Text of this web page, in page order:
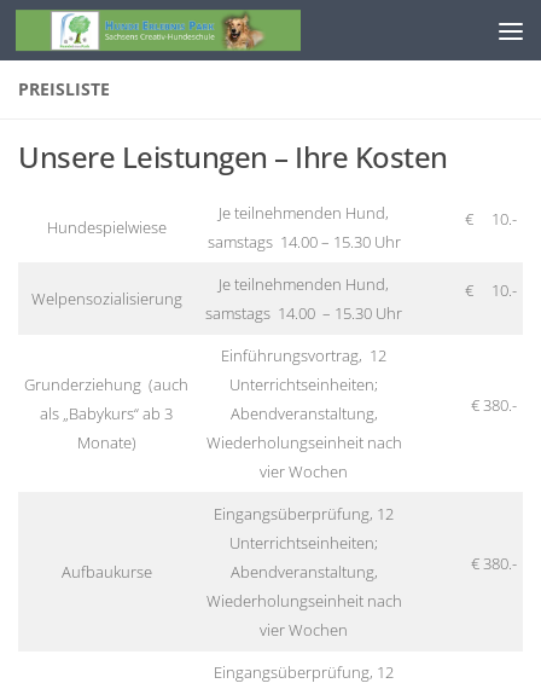
Zum Inhalt springen
PREISLISTE
Unsere Leistungen – Ihre Kosten
Hundespielwiese
Je teilnehmenden Hund,
samstags 14.00 – 15.30 Uhr
€ 10.-
Welpensozialisierung
Je teilnehmenden Hund,
samstags 14.00 – 15.30 Uhr
€ 10.-
Grunderziehung (auch
als „Babykurs“ ab 3
Monate)
Einführungsvortrag, 12
Unterrichtseinheiten;
Abendveranstaltung,
Wiederholungseinheit nach
vier Wochen
€ 380.-
Aufbaukurse
Eingangsüberprüfung, 12
Unterrichtseinheiten;
Abendveranstaltung,
Wiederholungseinheit nach
vier Wochen
€ 380.-
Eingangsüberprüfung, 12